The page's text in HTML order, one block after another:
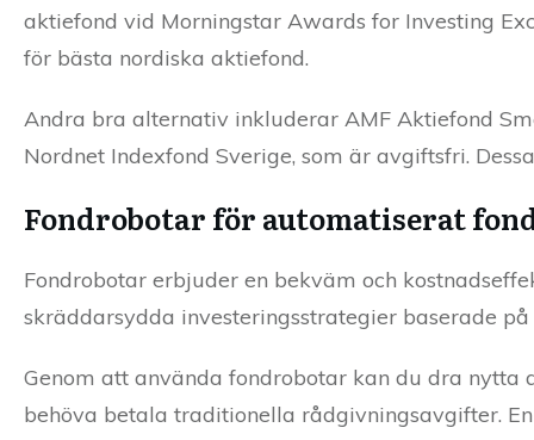
aktiefond vid Morningstar Awards for Investing
för bästa nordiska aktiefond.
Andra bra alternativ inkluderar AMF Aktiefond
Nordnet Indexfond Sverige, som är avgiftsfri.
Fondrobotar för automatiserat
Fondrobotar erbjuder en bekväm och
skräddarsydda investeringsstrategier baserade
Genom att använda fondrobotar kan du dra
behöva betala traditionella rådgivningsavgifter.